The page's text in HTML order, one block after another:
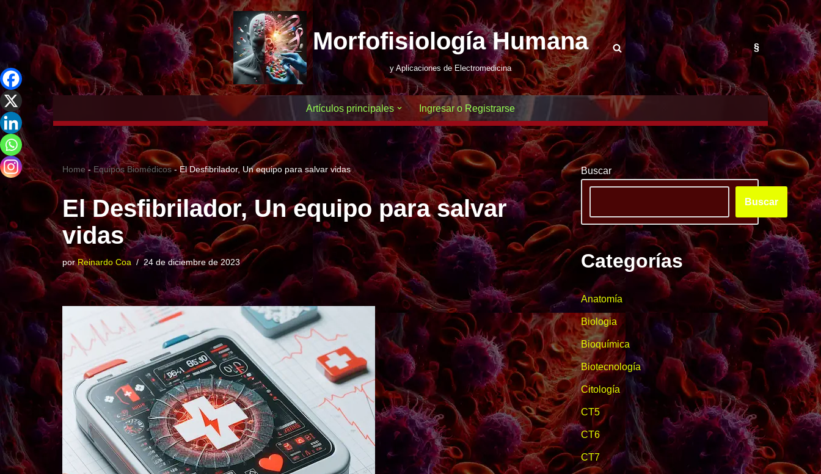
Saltar
al
contenido
Morfofisiología Humana
y Aplicaciones de Electromedicina
§
Artículos principales Ingresar o Registrarse
Home- Equipos Biomédicos-El Desfibrilador, Un equipo para salvar vidas
El Desfibrilador, Un equipo para salvar
vidas
porReinardo Coa 24 de diciembre de 2023
Buscar
Buscar
Categorías
Anatomía
Biologia
Bioquímica
Biotecnología
Citología
CT5
CT6
CT7